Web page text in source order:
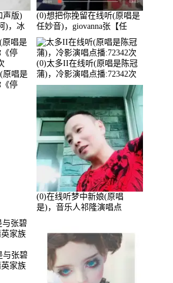
声版)
)，冰
次
(0)想把你挽留在线听(原唱是
任妙音)，giovanna张【任
96】演唱点播:60173次
原唱是
停
(0)太多II在线听(原唱是陈冠
蒲)，冷影演唱点播:72342次
(0)在线听梦中新娘(原唱
是)，音乐人祁隆演唱点
与张碧
家族